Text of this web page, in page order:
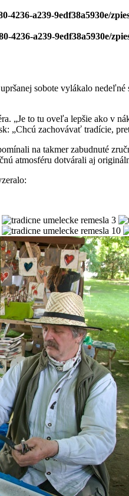
4236-a239-9edf38a5930e/
4236-a239-9edf38a5930e/
sobote vylákalo
„Je to tu oveľa lepšie ako v
„Chcú zachovávať tradície,
na takmer zabudnuté
atmosféru dotvárali aj